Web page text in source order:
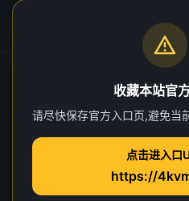
黑袍纠察队: 第4季
第 1 集
收藏本站官
请尽快保存官方入口页,避免当
点击进入口
https://